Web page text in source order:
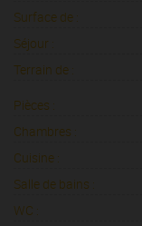
Surface de :
Séjour :
Terrain de :
Pièces :
Chambres :
Cuisine :
Salle de bains :
WC :